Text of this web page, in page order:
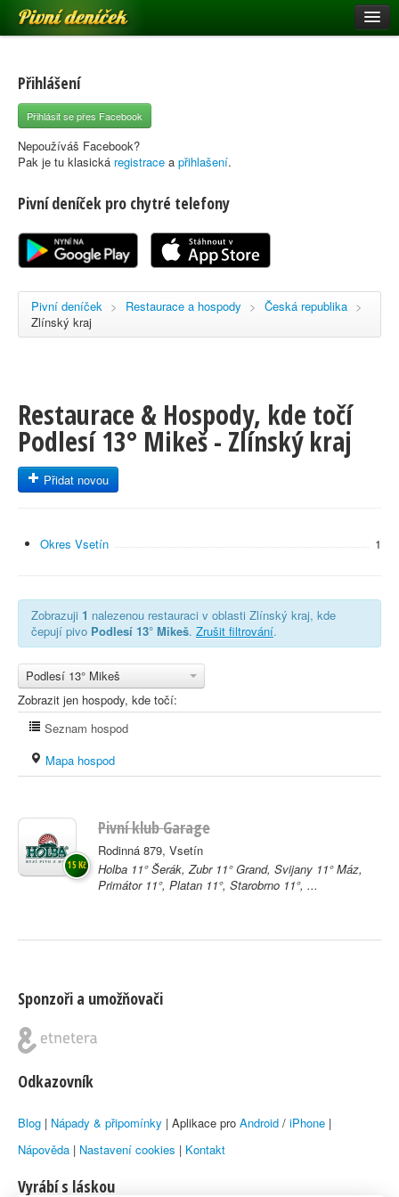
Pivní deníček
Pivní mapa
Pivní značky
Nápověda
Registrace
Přihlášení
Přihlásit se přes Facebook
Nepoužíváš Facebook?
Pak je tu klasická registrace a přihlašení.
Pivní deníček pro chytré telefony
Pivní deníček > Restaurace a hospody > Česká republika >
Zlínský kraj
Restaurace & Hospody, kde točí
Podlesí 13° Mikeš - Zlínský kraj
Přidat novou
Okres Vsetín 1
Zobrazuji 1 nalezenou restauraci v oblasti Zlínský kraj, kde
čepují pivo Podlesí 13° Mikeš. Zrušit filtrování.
Podlesí 13° Mikeš
Zobrazit jen hospody, kde točí:
Seznam hospod
Mapa hospod
Pivní klub Garage
Rodinná 879, Vsetín
Holba 11° Šerák, Zubr 11° Grand, Svijany 11° Máz,
Primátor 11°, Platan 11°, Starobrno 11°, ...
15 Kč
Sponzoři a umožňovači
Odkazovník
Blog | Nápady & připomínky | Aplikace pro Android / iPhone |
Nápověda | Nastavení cookies | Kontakt
Vyrábí s láskou